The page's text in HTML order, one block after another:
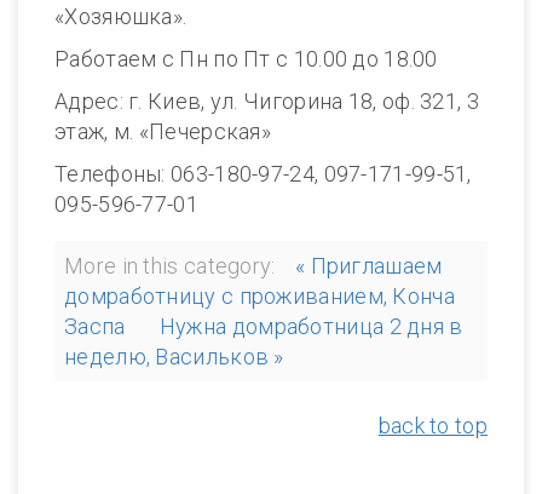
«Хозяюшка».
Работаем с Пн по Пт с 10.00 до 18.00
Адрес: г. Киев, ул. Чигорина 18, оф. 321, 3
этаж, м. «Печерская»
Телефоны: 063-180-97-24, 097-171-99-51,
095-596-77-01
More in this category:
« Приглашаем
домработницу с проживанием, Конча
Заспа
Нужна домработница 2 дня в
неделю, Васильков »
back to top